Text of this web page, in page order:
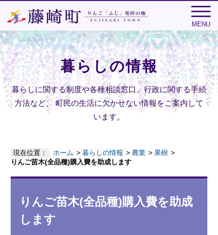
MENU
暮らしの情報
暮らしに関する制度や各種相談窓口、行政に関する手続
方法など、 町民の生活に欠かせない情報をご案内して
います。
現在位置： ホーム 暮らしの情報 農業
果樹
りんご苗木(全品種)購入費を助成します
りんご苗木(全品種)購入費を助成
します